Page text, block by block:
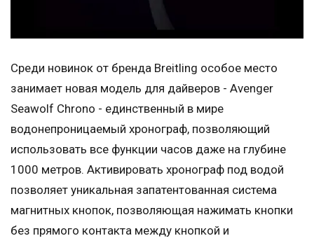
Среди новинок от бренда Breitling особое место
занимает новая модель для дайверов - Avenger
Seawolf Chrono - единственный в мире
водонепроницаемый хронограф, позволяющий
использовать все функции часов даже на глубине
1000 метров. Активировать хронограф под водой
позволяет уникальная запатентованная система
магнитных кнопок, позволяющая нажимать кнопки
без прямого контакта между кнопкой и